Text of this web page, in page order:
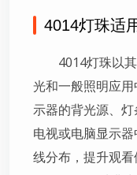
4014灯珠适
4014灯珠以
光和一般照明应
示器的背光源、
电视或电脑显示
线分布，提升观